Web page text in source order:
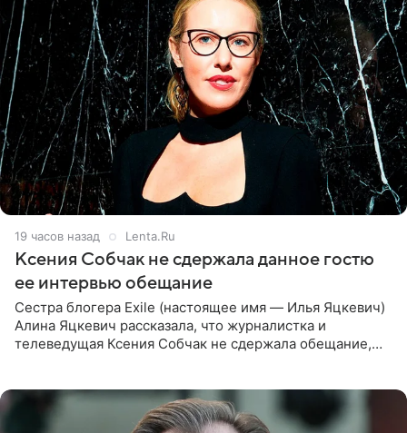
19 часов назад Lenta.Ru
Ксения Собчак не сдержала данное гостю
ее интервью обещание
Сестра блогера Exile (настоящее имя — Илья Яцкевич)
Алина Яцкевич рассказала, что журналистка и
телеведущая Ксения Собчак не сдержала обещание,